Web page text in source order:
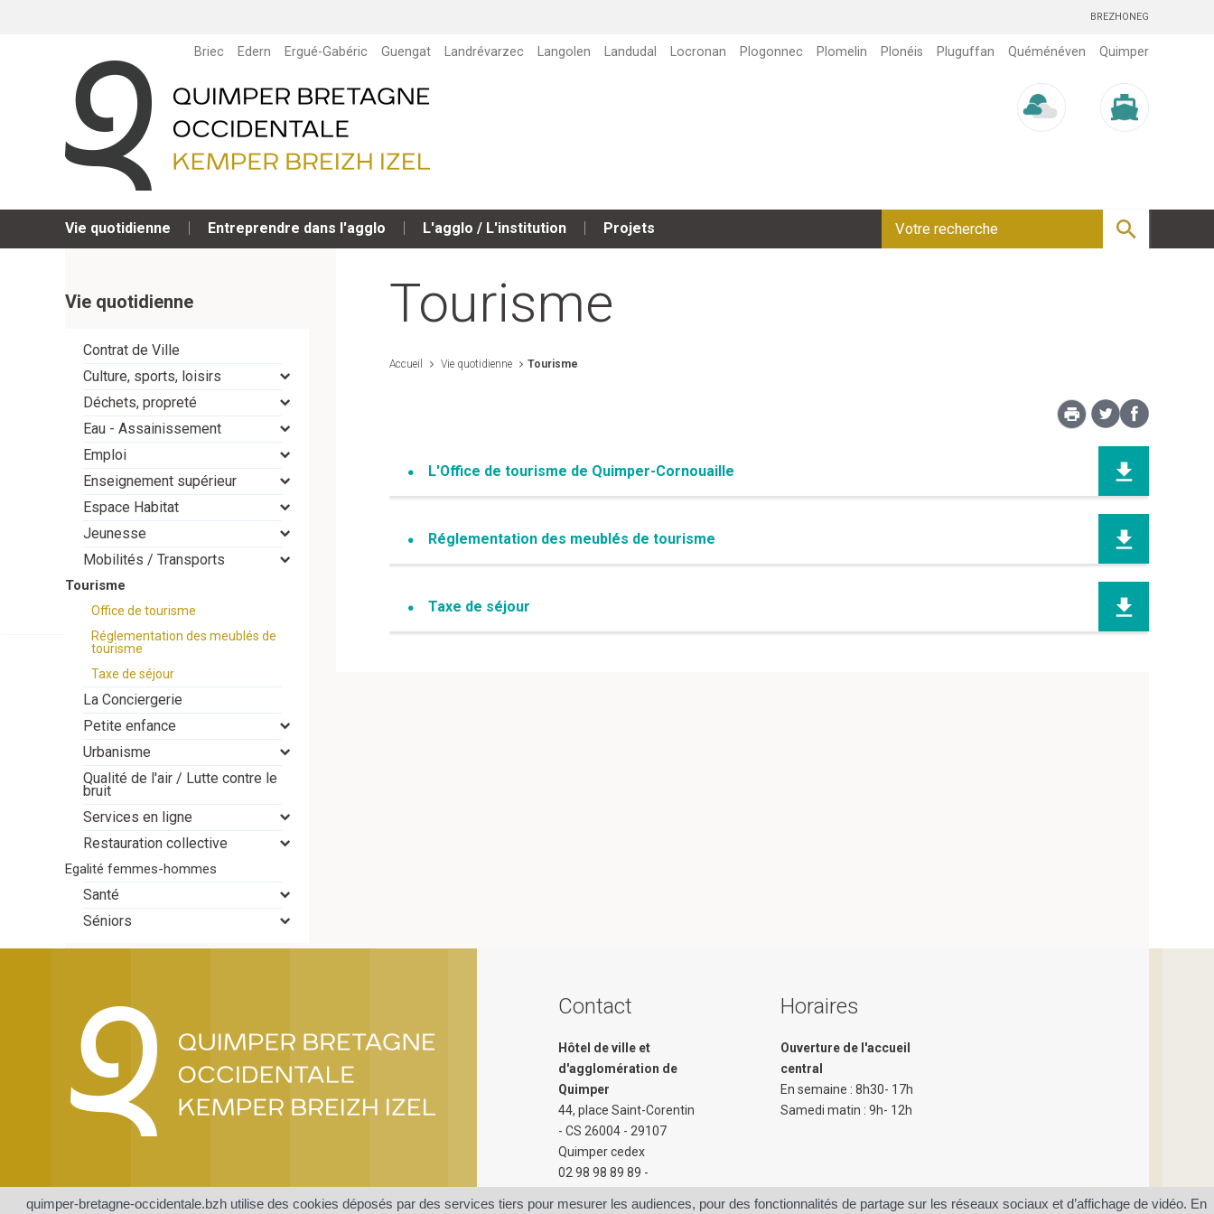
BREZHONEG
Briec Edern Ergué-Gabéric Guengat Landrévarzec Langolen Landudal Locronan Plogonnec Plomelin Plonéis Pluguffan Quéménéven Quimper
Vie quotidienne Entreprendre dans l'agglo L'agglo / L'institution Projets
Tourisme
Accueil Vie quotidienne Tourisme
L'Office de tourisme de Quimper-Cornouaille
Réglementation des meublés de tourisme
Taxe de séjour
Vie quotidienne
Contrat de Ville
Culture, sports, loisirs
Déchets, propreté
Eau - Assainissement
Emploi
Enseignement supérieur
Espace Habitat
Jeunesse
Mobilités / Transports
Tourisme
Office de tourisme
Réglementation des meublés de
tourisme
Taxe de séjour
La Conciergerie
Petite enfance
Urbanisme
Qualité de l'air / Lutte contre le
bruit
Services en ligne
Restauration collective
Egalité femmes-hommes
Santé
Séniors
Contact
Hôtel de ville et
d'agglomération de
Quimper
44, place Saint-Corentin
- CS 26004 - 29107
Quimper cedex
02 98 98 89 89 -
Horaires
Ouverture de l'accueil
central
En semaine : 8h30- 17h
Samedi matin : 9h- 12h
quimper-bretagne-occidentale.bzh utilise des cookies déposés par des services tiers pour mesurer les audiences, pour des fonctionnalités de partage sur les réseaux sociaux et d’affichage de vidéo. En